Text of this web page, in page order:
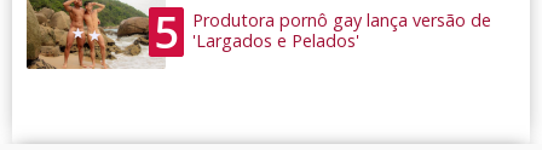
5
Produtora pornô gay lança versão de
'Largados e Pelados'